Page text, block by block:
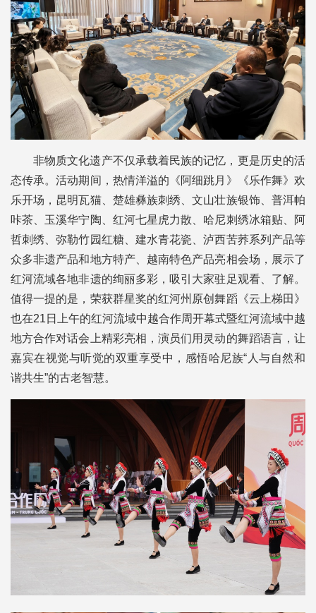
非物质文化遗产不仅承载着民族的记忆，更是历史的活
态传承。活动期间，热情洋溢的《阿细跳月》《乐作舞》欢
乐开场，昆明瓦猫、楚雄彝族刺绣、文山壮族银饰、普洱帕
咔茶、玉溪华宁陶、红河七星虎力散、哈尼刺绣冰箱贴、阿
哲刺绣、弥勒竹园红糖、建水青花瓷、泸西苦荞系列产品等
众多非遗产品和地方特产、越南特色产品亮相会场，展示了
红河流域各地非遗的绚丽多彩，吸引大家驻足观看、了解。
值得一提的是，荣获群星奖的红河州原创舞蹈《云上梯田》
也在21日上午的红河流域中越合作周开幕式暨红河流域中越
地方合作对话会上精彩亮相，演员们用灵动的舞蹈语言，让
嘉宾在视觉与听觉的双重享受中，感悟哈尼族“人与自然和
谐共生”的古老智慧。